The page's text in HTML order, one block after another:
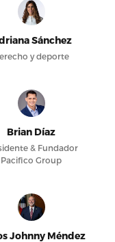
Sánchez
y deporte
Brian Díaz
& Fundador
Pacifico Group
Johnny Méndez